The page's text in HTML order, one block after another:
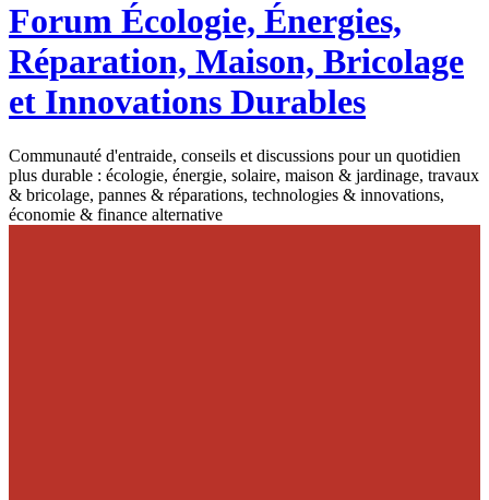
Forum Écologie, Énergies,
Réparation, Maison, Bricolage
et Innovations Durables
Communauté d'entraide, conseils et discussions pour un quotidien
plus durable : écologie, énergie, solaire, maison & jardinage, travaux
& bricolage, pannes & réparations, technologies & innovations,
économie & finance alternative